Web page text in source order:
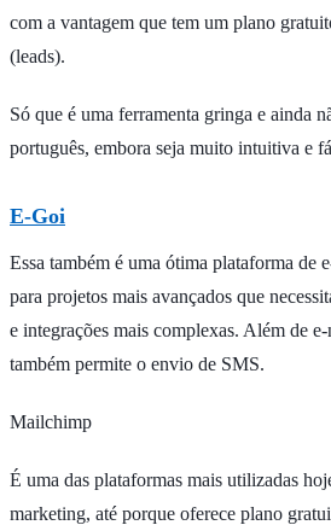
com a vantagem que tem um plano
(leads).
Só que é uma ferramenta gringa e ainda
português, embora seja muito intuitiva e
E-Goi
Essa também é uma ótima plataforma de
para projetos mais avançados que
e integrações mais complexas. Além de
também permite o envio de SMS.
Mailchimp
É uma das plataformas mais utilizadas
marketing, até porque oferece plano